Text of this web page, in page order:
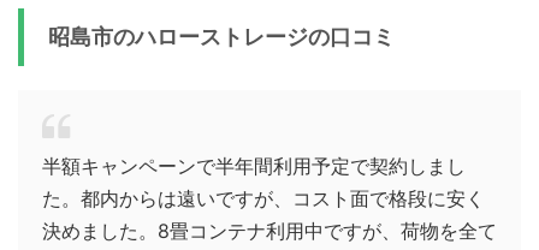
昭島市のハローストレージの口コミ
半額キャンペーンで半年間利用予定で契約しまし
た。都内からは遠いですが、コスト面で格段に安く
決めました。8畳コンテナ利用中ですが、荷物を全て